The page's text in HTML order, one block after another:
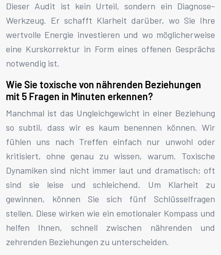
Dieser Audit ist kein Urteil, sondern ein Diagnose-
Werkzeug. Er schafft Klarheit darüber, wo Sie Ihre
wertvolle Energie investieren und wo möglicherweise
eine Kurskorrektur in Form eines offenen Gesprächs
notwendig ist.
Wie Sie toxische von nährenden Beziehungen
mit 5 Fragen in Minuten erkennen?
Manchmal ist das Ungleichgewicht in einer Beziehung
so subtil, dass wir es kaum benennen können. Wir
fühlen uns nach Treffen einfach nur unwohl oder
kritisiert, ohne genau zu wissen, warum. Toxische
Dynamiken sind nicht immer laut und dramatisch; oft
sind sie leise und schleichend. Um Klarheit zu
gewinnen, können Sie sich fünf Schlüsselfragen
stellen. Diese wirken wie ein emotionaler Kompass und
helfen Ihnen, schnell zwischen nährenden und
zehrenden Beziehungen zu unterscheiden.